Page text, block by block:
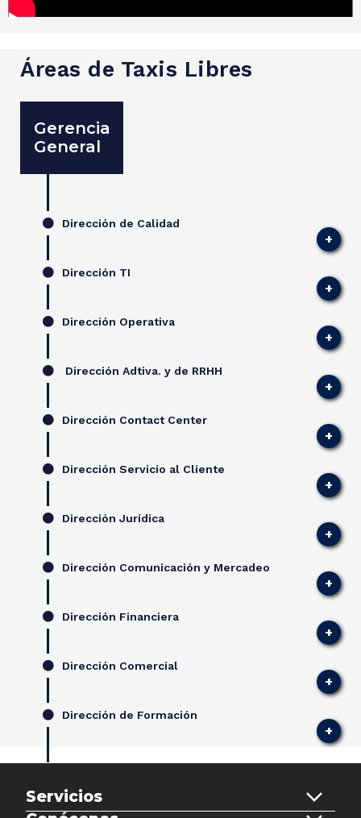
Áreas de Taxis Libres
Gerencia
General
Dirección de Calidad
Dirección TI
Dirección Operativa
Dirección Adtiva. y de RRHH
Dirección Contact Center
Dirección Servicio al Cliente
Dirección Jurídica
Dirección Comunicación y Mercadeo
Dirección Financiera
Dirección Comercial
Dirección de Formación
Servicios